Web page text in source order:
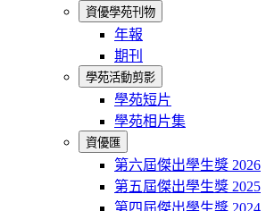
資優學苑刊物
年報
期刊
學苑活動剪影
學苑短片
學苑相片集
資優匯
第六屆傑出學生獎 2026
第五屆傑出學生獎 2025
第四屆傑出學生獎 2024